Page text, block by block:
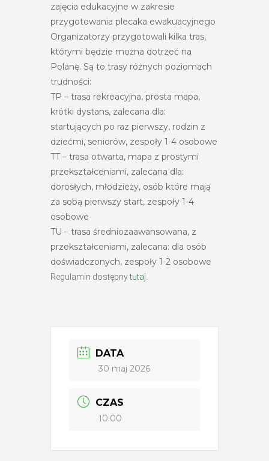
zajęcia edukacyjne w zakresie
przygotowania plecaka ewakuacyjnego
Organizatorzy przygotowali kilka tras,
którymi będzie można dotrzeć na
Polanę. Są to trasy różnych poziomach
trudności:
TP – trasa rekreacyjna, prosta mapa,
krótki dystans, zalecana dla:
startujących po raz pierwszy, rodzin z
dziećmi, seniorów, zespoły 1-4 osobowe
TT – trasa otwarta, mapa z prostymi
przekształceniami, zalecana dla:
dorosłych, młodzieży, osób które mają
za sobą pierwszy start, zespoły 1-4
osobowe
TU – trasa średniozaawansowana, z
przekształceniami, zalecana: dla osób
doświadczonych, zespoły 1-2 osobowe
Regulamin dostępnytutaj
DATA
30 maj 2026
CZAS
10:00